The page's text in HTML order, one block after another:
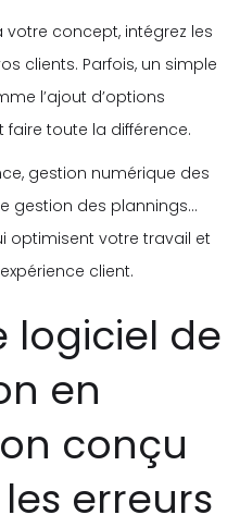
votre concept, intégrez les
clients. Parfois, un simple
l’ajout d’options
toute la différence.
gestion numérique des
gestion des plannings…
optimisent votre travail et
client.
logiciel de
en
conçu
erreurs